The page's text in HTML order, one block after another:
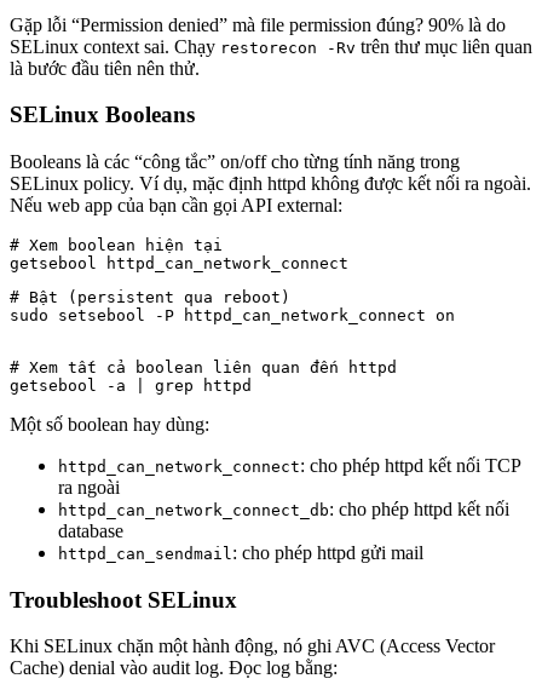
Gặp lỗi “Permission denied” mà file permission đúng? 90% là do
SELinux context sai. Chạy restorecon -Rv trên thư mục liên quan
là bước đầu tiên nên thử.
SELinux Booleans
Booleans là các “công tắc” on/off cho từng tính năng trong
SELinux policy. Ví dụ, mặc định httpd không được kết nối ra ngoài.
Nếu web app của bạn cần gọi API external:
# Xem boolean hiện tại
# Bật (persistent qua reboot)
sudo setsebool -P httpd_can_network_connect on
# Xem tất cả boolean liên quan đến httpd
getsebool -a | grep httpd
Một số boolean hay dùng:
httpd_can_network_connect: cho phép httpd kết nối TCP
ra ngoài
httpd_can_network_connect_db: cho phép httpd kết nối
database
httpd_can_sendmail: cho phép httpd gửi mail
Troubleshoot SELinux
Khi SELinux chặn một hành động, nó ghi AVC (Access Vector
Cache) denial vào audit log. Đọc log bằng: